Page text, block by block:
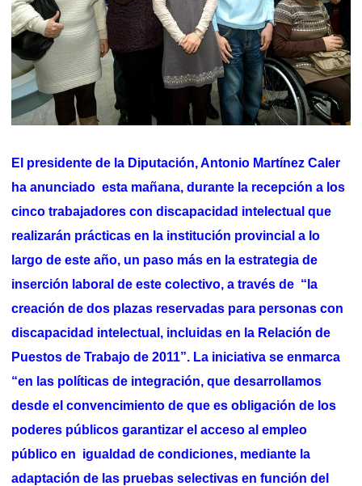
El presidente de la Diputación, Antonio Martínez Caler
ha anunciado esta mañana, durante la recepción a los
cinco trabajadores con discapacidad intelectual que
realizarán prácticas en la institución provincial a lo
largo de este año, un paso más en la estrategia de
inserción laboral de este colectivo, a través de “la
creación de dos plazas reservadas para personas con
discapacidad intelectual, incluidas en la Relación de
Puestos de Trabajo de 2011”. La iniciativa se enmarca
“en las políticas de integración, que desarrollamos
desde el convencimiento de que es obligación de los
poderes públicos garantizar el acceso al empleo
público en igualdad de condiciones, mediante la
adaptación de las pruebas selectivas en función del